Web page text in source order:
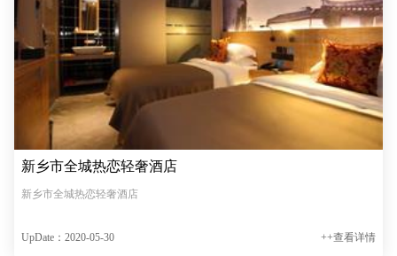
新乡市全城热恋轻奢酒店
新乡市全城热恋轻奢酒店
UpDate：2020-05-30 ++查看详情